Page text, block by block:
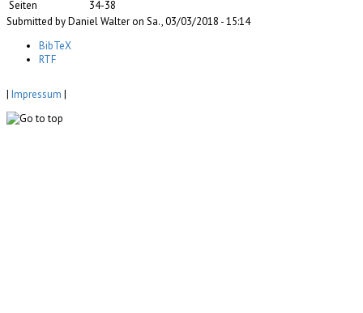
Seiten
34-38
Submitted by Daniel Walter on Sa., 03/03/2018 - 15:14
BibTeX
RTF
| Impressum |